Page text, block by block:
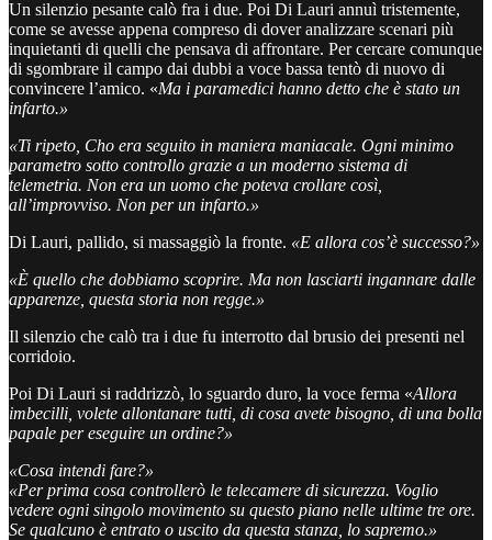
Un silenzio pesante calò fra i due. Poi Di Lauri annuì tristemente,
come se avesse appena compreso di dover analizzare scenari più
inquietanti di quelli che pensava di affrontare. Per cercare comunque
di sgombrare il campo dai dubbi a voce bassa tentò di nuovo di
convincere l’amico. «Ma i paramedici hanno detto che è stato un
infarto.»
«Ti ripeto, Cho era seguito in maniera maniacale. Ogni minimo
parametro sotto controllo grazie a un moderno sistema di
telemetria. Non era un uomo che poteva crollare così,
all’improvviso. Non per un infarto.»
Di Lauri, pallido, si massaggiò la fronte. «E allora cos’è successo?»
«È quello che dobbiamo scoprire. Ma non lasciarti ingannare dalle
apparenze, questa storia non regge.»
Il silenzio che calò tra i due fu interrotto dal brusio dei presenti nel
corridoio.
Poi Di Lauri si raddrizzò, lo sguardo duro, la voce ferma «Allora
imbecilli, volete allontanare tutti, di cosa avete bisogno, di una bolla
papale per eseguire un ordine?»
«Cosa intendi fare?»
«Per prima cosa controllerò le telecamere di sicurezza. Voglio
vedere ogni singolo movimento su questo piano nelle ultime tre ore.
Se qualcuno è entrato o uscito da questa stanza, lo sapremo.»